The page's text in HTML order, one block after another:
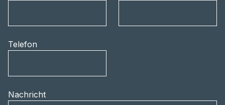
Telefon
Nachricht